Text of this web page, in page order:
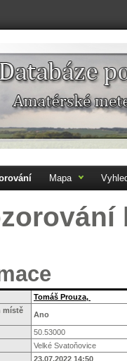
Mapa
Tomáš Prouza,
místě
Ano
50.53000
Velké Svatoňovice
23.07.2022 14:50